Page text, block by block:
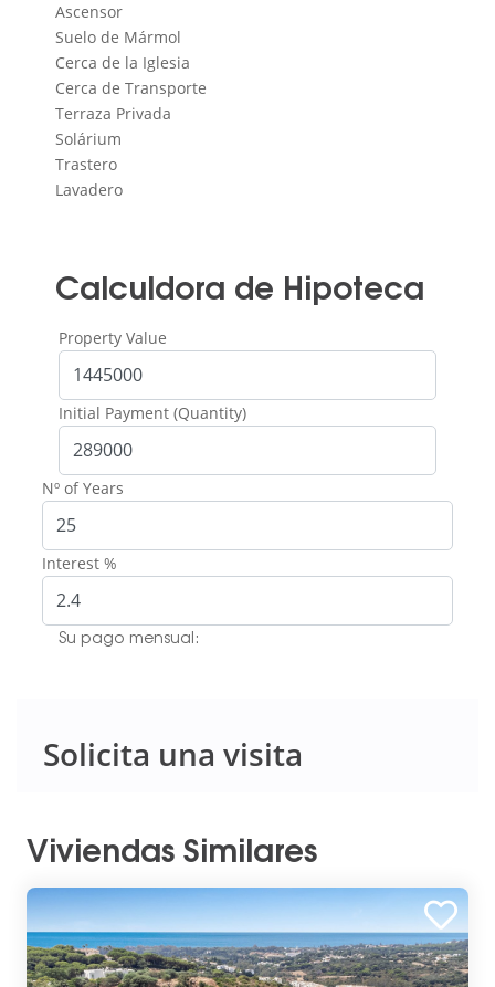
Ascensor
Suelo de Mármol
Cerca de la Iglesia
Cerca de Transporte
Terraza Privada
Solárium
Trastero
Lavadero
Calculdora de Hipoteca
Property Value
Initial Payment (Quantity)
Nº of Years
Interest %
Su pago mensual:
Solicita una visita
Viviendas Similares